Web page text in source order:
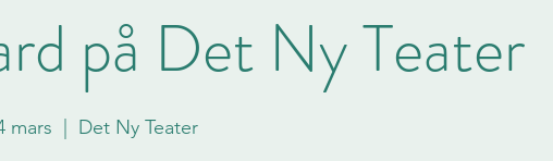
på Det Ny Teater
mars
  |
Det Ny Teater